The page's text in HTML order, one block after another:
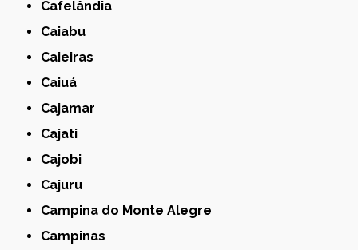
Cafelândia
Caiabu
Caieiras
Caiuá
Cajamar
Cajati
Cajobi
Cajuru
Campina do Monte Alegre
Campinas